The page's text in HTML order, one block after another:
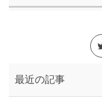
最近の記事